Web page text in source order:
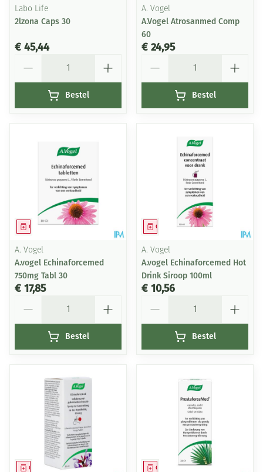
Labo Life
2lzona Caps 30
€ 45,44
Bestel
A. Vogel
A.Vogel Atrosanmed Comp
60
€ 24,95
Bestel
Geneesmiddel
A. Vogel
A.vogel Echinaforcemed
750mg Tabl 30
€ 17,85
Bestel
Geneesmiddel
A. Vogel
A.vogel Echinaforcemed Hot
Drink Siroop 100ml
€ 10,56
Bestel
Geneesmiddel Geneesmiddel